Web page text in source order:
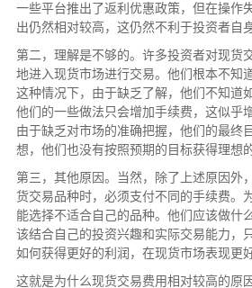
一些平台推出了返利优惠政策，但在操作
出仍然相对较高，这仍然不利于投资者自
第二，理解是不够的。许多投资者对现货
地进入现货市场进行交易。他们根本不知
这种情况下，由于缺乏了解，他们不知道
他们的一些做法只会增加手续费，这似乎
由于缺乏对市场的准确把握，他们的最终
想，他们也没有按照预期的目标获得理想
第三，其他原因。当然，除了上述原因外
货交易品种时，必须支付不同的手续费。
能选择不适合自己的品种。他们应该做什
该结合自己的投资兴趣和实际交易能力，
如何获得更好的利润，在现货市场表现更好
这就是为什么现货交易费用相对较高的原